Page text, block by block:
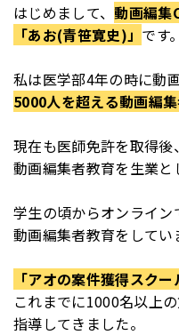
はじめまして、動画編集
「あお(青笹寛史)」 です。
私は医学部4年の時に動
5000人を超える動画編
現在も医師免許を取得後
動画編集者教育を生業と
学生の頃からオンライン
動画編集者教育をしてい
「アオの案件獲得スクー
これまでに1000名以上
指導してきました。